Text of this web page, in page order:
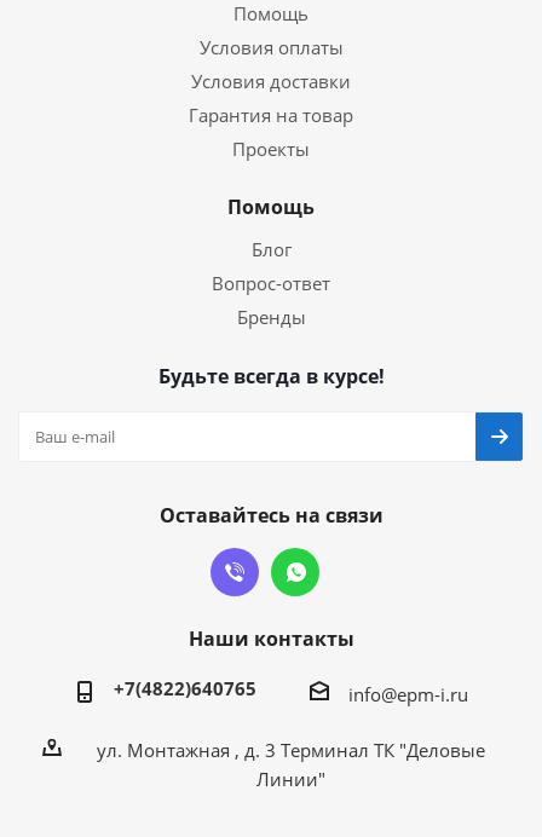
Помощь
Условия оплаты
Условия доставки
Гарантия на товар
Проекты
Помощь
Блог
Вопрос-ответ
Бренды
Будьте всегда в курсе!
Оставайтесь на связи
Наши контакты
+7(4822)640765 info@epm-i.ru
ул. Монтажная , д. 3 Терминал ТК "Деловые
Линии"